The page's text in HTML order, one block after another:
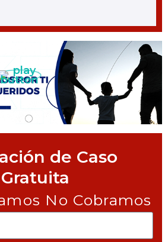
de Caso
Gratuita
No Cobramos